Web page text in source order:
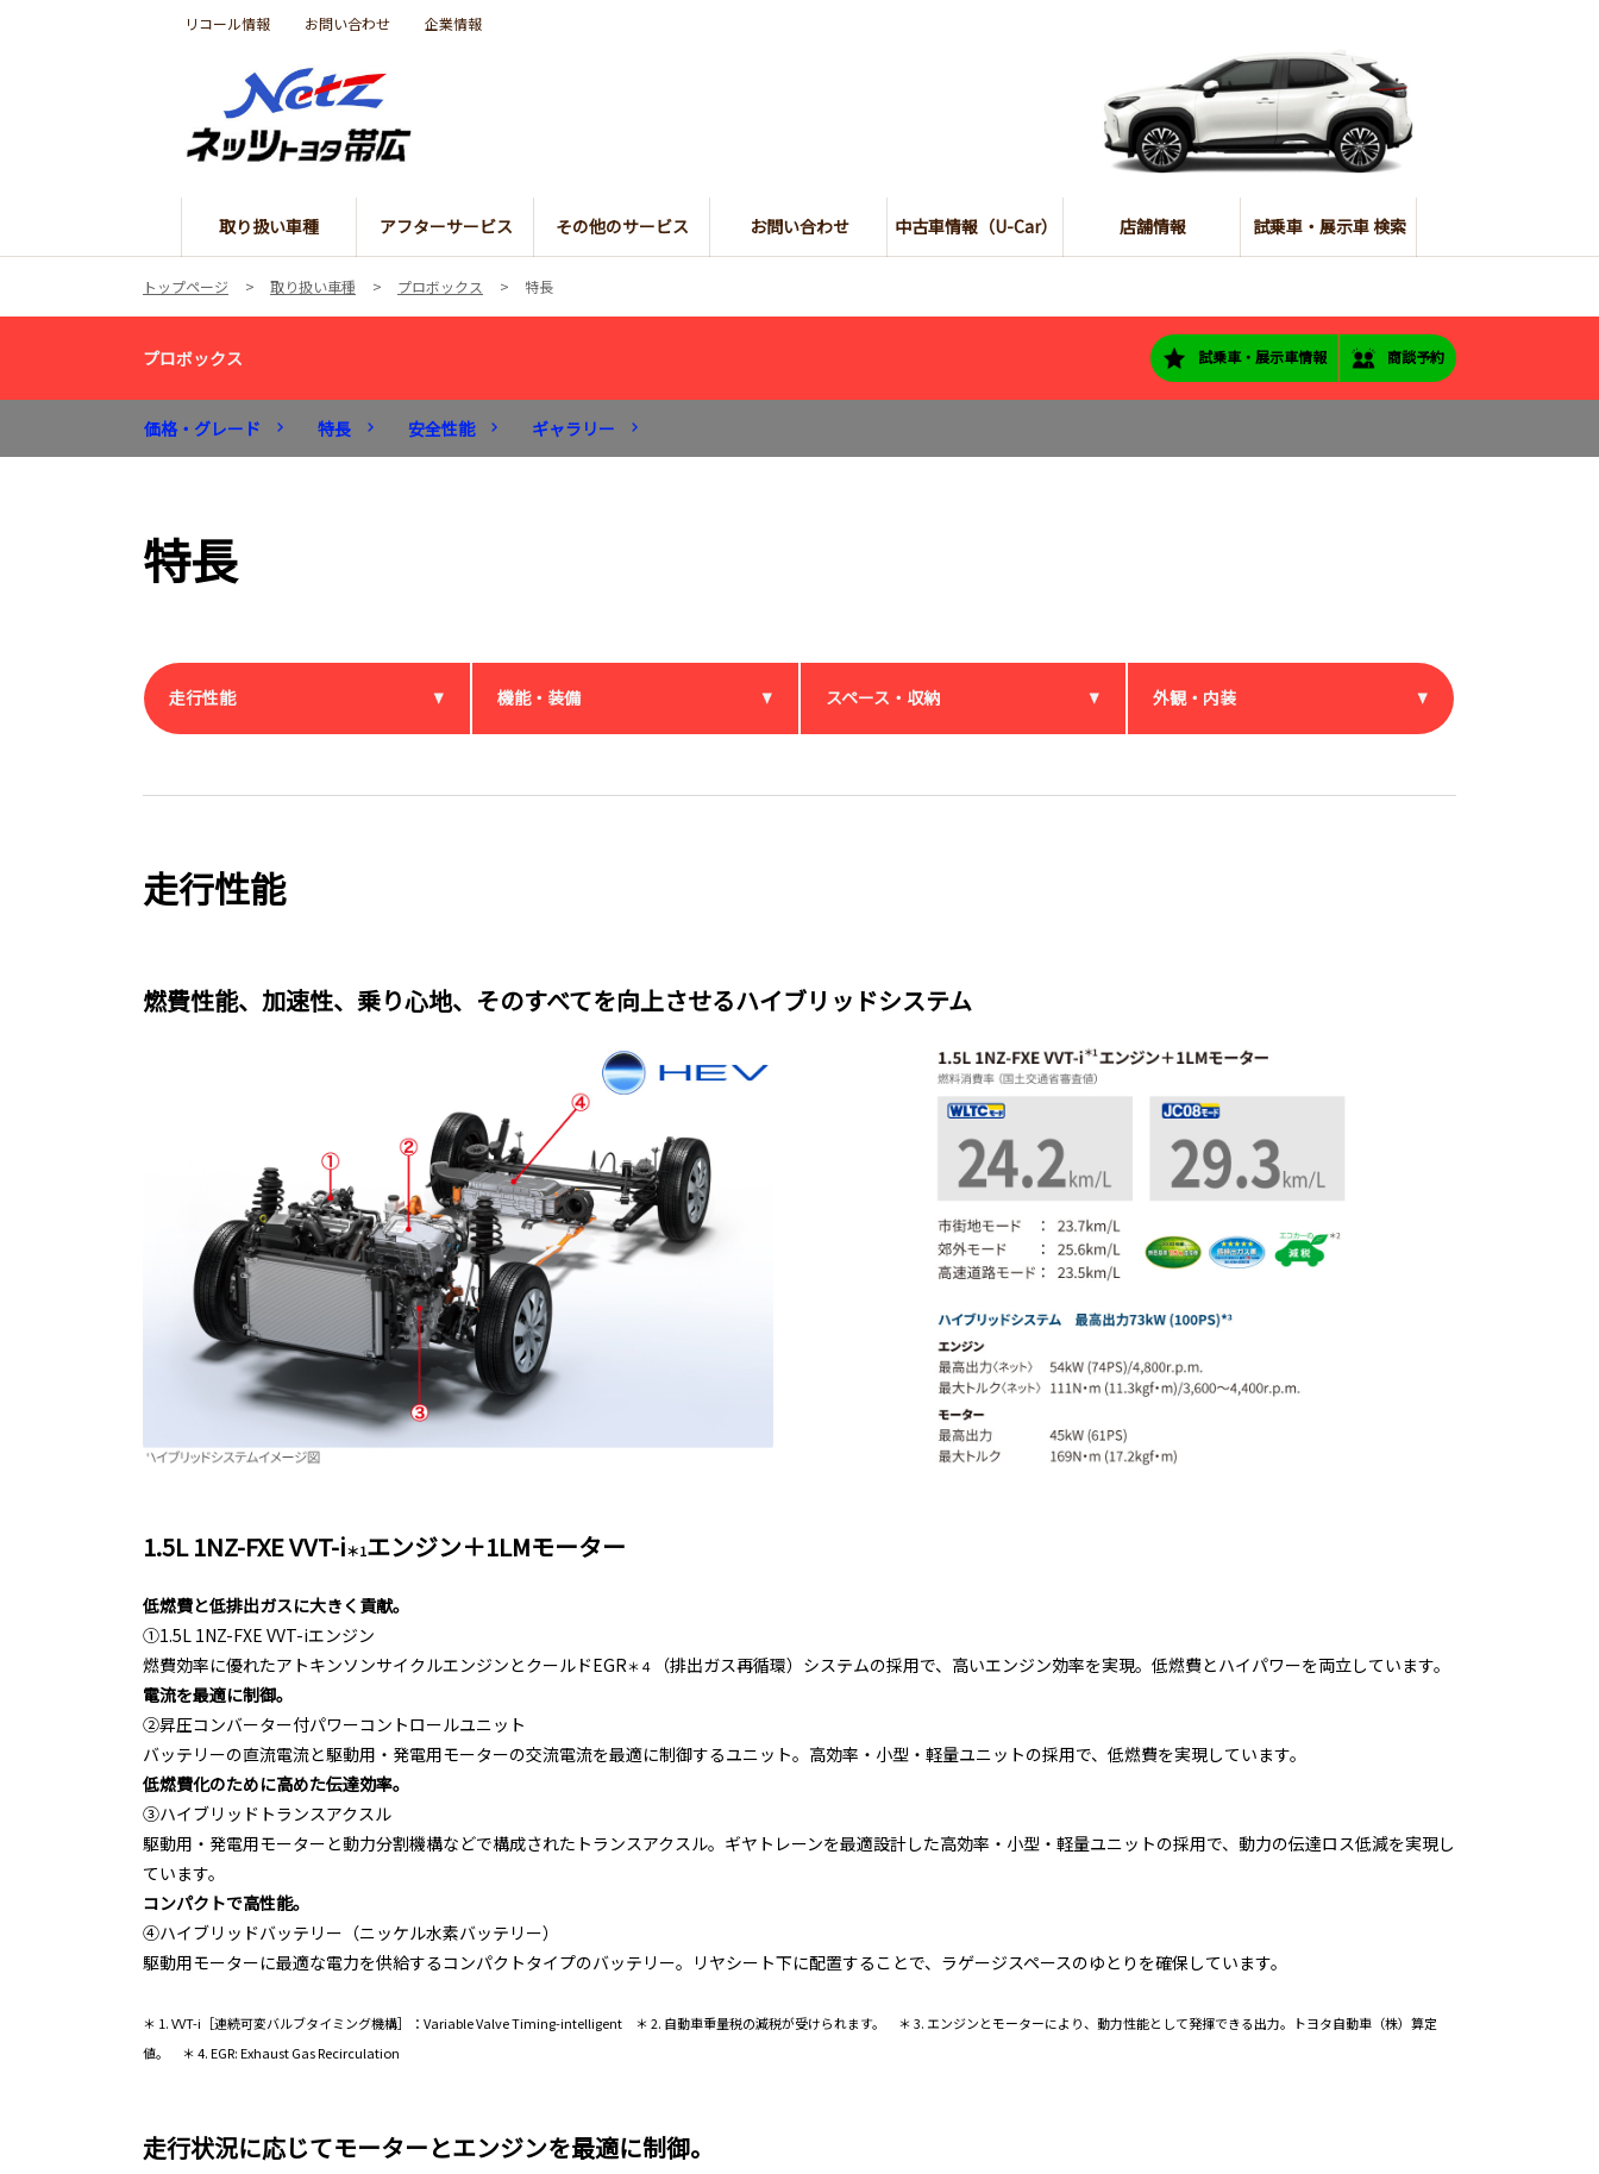
取り扱い車種 アフターサービス その他のサービス お問い合わせ 中古車情報（U-Car） 店舗情報 試乗車・展示車 検索
リコール情報 お問い合わせ 企業情報
トップページ 取り扱い車種 プロボックス 特長
プロボックス 試乗車・展示車情報 商談予約
価格・グレード 特長 安全性能 ギャラリー
特長
走行性能 機能・装備 スペース・収納 外観・内装
走行性能
燃費性能、加速性、乗り心地、そのすべてを向上させるハイブリッドシステム
1.5L 1NZ-FXE VVT-i＊1エンジン＋1LMモーター
低燃費と低排出ガスに大きく貢献。
①1.5L 1NZ-FXE VVT-iエンジン
燃費効率に優れたアトキンソンサイクルエンジンとクールドEGR＊４
（排出ガス再循環）システムの採用で、高いエンジン効率を実現。低燃費とハイパワーを両立しています。
電流を最適に制御。
②昇圧コンバーター付パワーコントロールユニット
バッテリーの直流電流と駆動用・発電用モーターの交流電流を最適に制御するユニット。高効率・小型・軽量ユニットの採用で、低燃費を実現しています。
低燃費化のために高めた伝達効率。
③ハイブリッドトランスアクスル
駆動用・発電用モーターと動力分割機構などで構成されたトランスアクスル。ギヤトレーンを最適設計した高効率・小型・軽量ユニットの採用で、動力の伝達ロス低減を実現し
ています。
コンパクトで高性能。
④ハイブリッドバッテリー（ニッケル水素バッテリー）
駆動用モーターに最適な電力を供給するコンパクトタイプのバッテリー。リヤシート下に配置することで、ラゲージスペースのゆとりを確保しています。
＊ 1. VVT-i［連続可変バルブタイミング機構］：Variable Valve Timing-intelligent ＊ 2. 自動車重量税の減税が受けられます。 ＊ 3. エンジンとモーターにより、動力性能として発揮できる出力。トヨタ自動車（株）算定
値。 ＊ 4. EGR: Exhaust Gas Recirculation
走行状況に応じてモーターとエンジンを最適に制御。